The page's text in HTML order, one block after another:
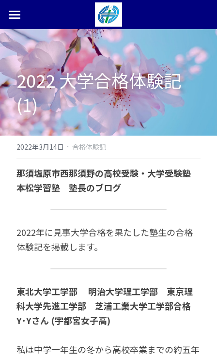
ホーム
塾長ブログ
本松学習塾とは
合格体験記・実績
お問い合わせ
検索
0287-36-9450
2022 大学合格体験記
(1)
2022年3月14日 · 合格体験記
那須塩原市西那須野の高校受験・大学受験塾
本松学習塾　塾長のブログ
2022年に見事大学合格を果たした塾生の合格
体験記を掲載します。
東北大学工学部 明治大学理工学部　東京理
科大学先進工学部　芝浦工業大学工学部合格
Y･Yさん (宇都宮女子高)
私は中学一年生の冬から高校卒業までの約五年